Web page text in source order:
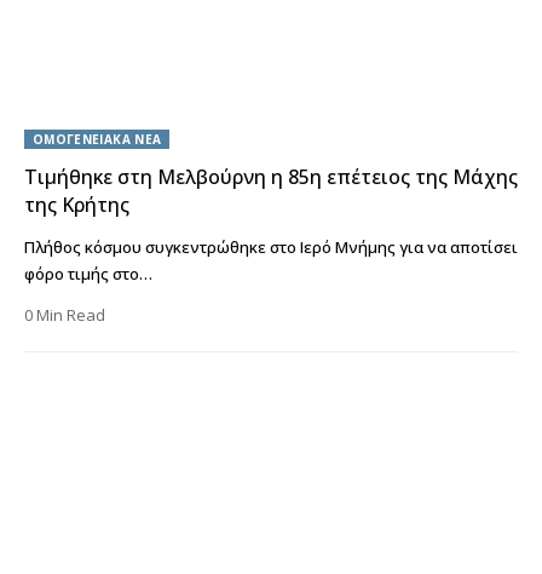
ΟΜΟΓΕΝΕΙΑΚΑ ΝΕΑ
Τιμήθηκε στη Μελβούρνη η 85η επέτειος της Μάχης
της Κρήτης
Πλήθος κόσμου συγκεντρώθηκε στο Ιερό Μνήμης για να αποτίσει
φόρο τιμής στο…
0 Min Read